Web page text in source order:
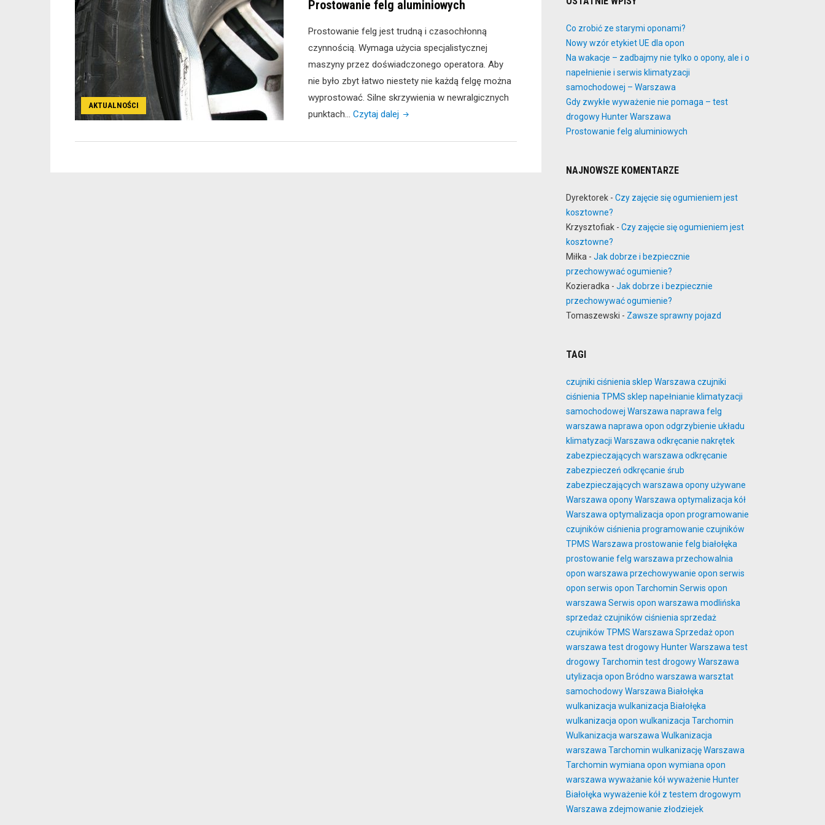
AKTUALNOŚCI
Prostowanie felg aluminiowych
Prostowanie felg jest trudną i czasochłonną
czynnością. Wymaga użycia specjalistycznej
maszyny przez doświadczonego operatora. Aby
nie było zbyt łatwo niestety nie każdą felgę można
wyprostować. Silne skrzywienia w newralgicznych
punktach… Czytaj dalej"Prostowanie
Co zrobić ze starymi oponami?
Nowy wzór etykiet UE dla opon
Na wakacje – zadbajmy nie tylko o opony, ale i o
napełnienie i serwis klimatyzacji
samochodowej – Warszawa
Gdy zwykłe wyważenie nie pomaga – test
drogowy Hunter Warszawa
Prostowanie felg aluminiowych
NAJNOWSZE KOMENTARZE
Dyrektorek - Czy zajęcie się ogumieniem jest
kosztowne?
Krzysztofiak - Czy zajęcie się ogumieniem jest
kosztowne?
Miłka - Jak dobrze i bezpiecznie
przechowywać ogumienie?
Kozieradka - Jak dobrze i bezpiecznie
przechowywać ogumienie?
Tomaszewski - Zawsze sprawny pojazd
TAGI
czujniki ciśnienia sklep Warszawaczujniki
ciśnienia TPMS sklep napełnianie klimatyzacji
samochodowej Warszawanaprawa felg
warszawanaprawa opon odgrzybienie układu
klimatyzacji Warszawaodkręcanie nakrętek
zabezpieczających warszawaodkręcanie
zabezpieczeń odkręcanie śrub
zabezpieczających warszawaopony używane
Warszawaopony Warszawaoptymalizacja kół
Warszawaoptymalizacja opon programowanie
czujników ciśnieniaprogramowanie czujników
TPMS Warszawaprostowanie felg białołęka
prostowanie felg warszawaprzechowalnia
opon warszawaprzechowywanie opon serwis
opon serwis opon Tarchomin Serwis opon
warszawaSerwis opon warszawa modlińska
sprzedaż czujników ciśnieniasprzedaż
czujników TPMS WarszawaSprzedaż opon
warszawatest drogowy Hunter Warszawatest
drogowy Tarchomin test drogowy Warszawa
utylizacja opon Bródno warszawawarsztat
samochodowy Warszawa Białołęka
wulkanizacjawulkanizacja Białołęka
wulkanizacja opon wulkanizacja Tarchomin
Wulkanizacja warszawaWulkanizacja
warszawa Tarchomin wulkanizację Warszawa
Tarchomin wymiana opon wymiana opon
warszawawyważanie kółwyważenie Hunter
Białołękawyważenie kół z testem drogowym
Warszawa zdejmowanie złodziejek